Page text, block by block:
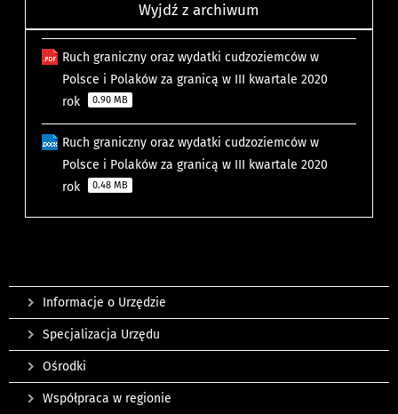
Wyjdź z archiwum
Ruch graniczny oraz wydatki cudzoziemców w
Polsce i Polaków za granicą w III kwartale 2020
rok
0.90 MB
Ruch graniczny oraz wydatki cudzoziemców w
Polsce i Polaków za granicą w III kwartale 2020
rok
0.48 MB
Informacje o Urzędzie
Specjalizacja Urzędu
Ośrodki
Współpraca w regionie